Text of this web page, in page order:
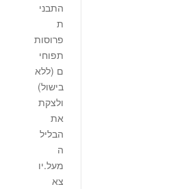
התבני
ת
פרוסות
תפוחי
ם (ללא
בישול)
ולצקת
את
הבליל
ה
מעל.יו
צא